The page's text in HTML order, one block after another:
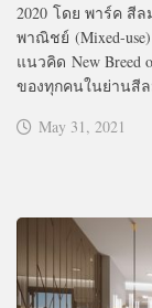
2020 โดย พาร์ค สี
พาณิชย์ (Mixed-
แนวคิด New
ของทุกคนในย่านสีล
May 31, 2021